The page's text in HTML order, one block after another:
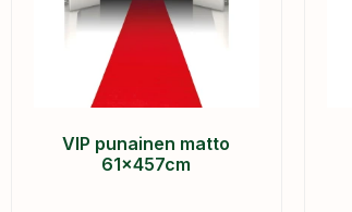
VIP punainen matto
61x457cm